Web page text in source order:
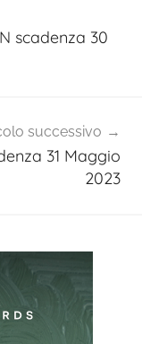
scadenza 30
successivo
31 Maggio
2023